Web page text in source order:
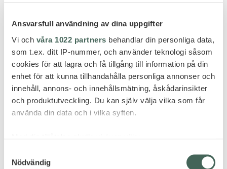
Ansvarsfull användning av dina uppgifter
Vi och våra 1022 partners behandlar din personliga data,
som t.ex. ditt IP-nummer, och använder teknologi såsom
cookies för att lagra och få tillgång till information på din
enhet för att kunna tillhandahålla personliga annonser och
innehåll, annons- och innehållsmätning, åskådarinsikter
och produktutveckling. Du kan själv välja vilka som får
använda din data och i vilka syften.
som kan ha en noggrannhet på upp till flera meter
Nödvändig
möts du av rosa sandstränder, kristallklart turkost
vatten och en avslappnad ö-atmosfär som får stressen
charmiga kolonialhus och frodig natur, är Bermuda
den perfekta destinationen för både avkoppling och
äventyr. Dyk bland färgglada korallrev, strosa längs
pittoreska gator eller bara njut av solnedgången med
en klassisk Dark ’n’ Stormy i handen. Bermuda väntar
på dig!